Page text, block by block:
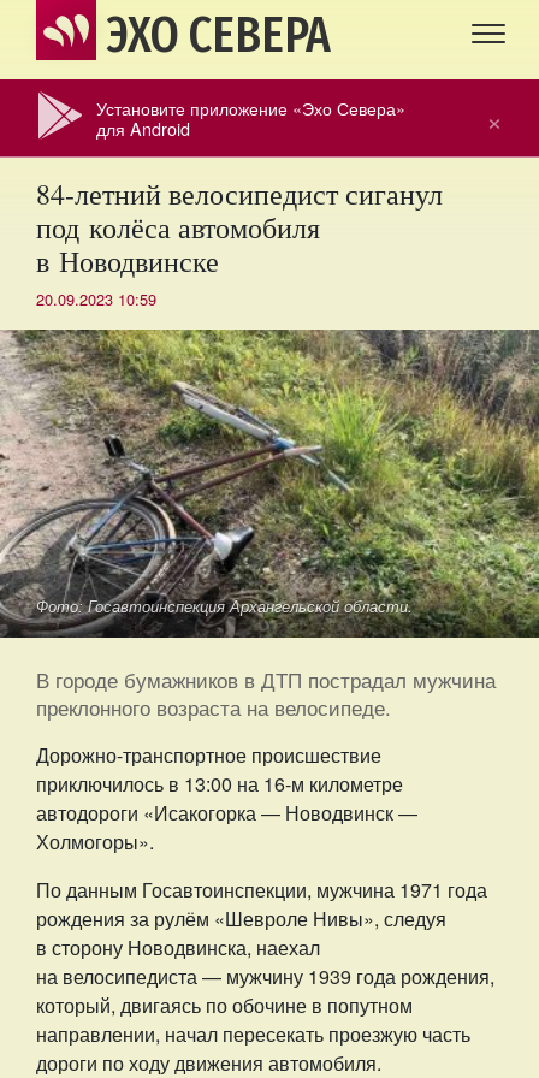
ЭХО СЕВЕРА
×
Установите приложение «Эхо Севера»
для Android
84-летний велосипедист сиганул
под колёса автомобиля
в Новодвинске
20.09.2023 10:59
Фото: Госавтоинспекция Архангельской области.
В городе бумажников в ДТП пострадал мужчина
преклонного возраста на велосипеде.
Дорожно-транспортное происшествие
приключилось в 13:00 на 16-м километре
автодороги «Исакогорка — Новодвинск —
Холмогоры».
По данным Госавтоинспекции, мужчина 1971 года
рождения за рулём «Шевроле Нивы», следуя
в сторону Новодвинска, наехал
на велосипедиста — мужчину 1939 года рождения,
который, двигаясь по обочине в попутном
направлении, начал пересекать проезжую часть
дороги по ходу движения автомобиля.